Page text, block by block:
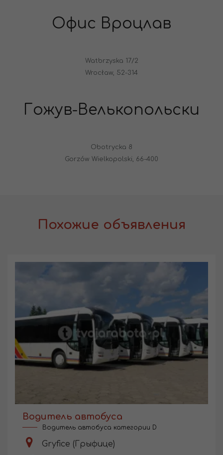
Офис Вроцлав
Watbrzyska 17/2
Wrocław, 52-314
Гожув-Велькопольски
Obotrycka 8
Gorzów Wielkopolski, 66-400
Похожие объявления
Водитель автобуса
Водитель автобуса категории D
Gryfice (Грыфице)